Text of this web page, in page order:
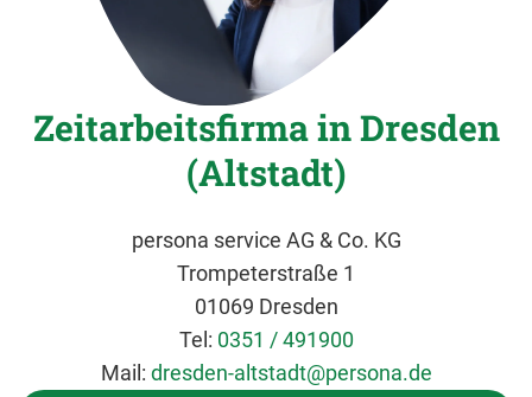
Zeitarbeitsfirma in Dresden
(Altstadt)
persona service AG & Co. KG
Trompeterstraße 1
01069 Dresden
Tel: 0351 / 491900
Mail: dresden-altstadt@persona.de